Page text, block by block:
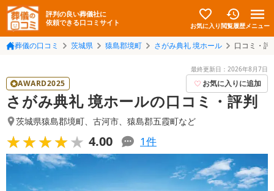
評判の良い葬儀社に
依頼できる口コミサイト
お気に入り閲覧履歴メニュー
葬儀の口コミ 茨城県 猿島郡境町 さがみ典礼 境ホール 口コミ・評
最終更新日： 2026年8月7日
AWARD2025 お気に入りに追加
さがみ典礼 境ホールの口コミ・評判
茨城県猿島郡境町、 古河市、 猿島郡五霞町など
★★★★★
★★★★★ 4.00 1件